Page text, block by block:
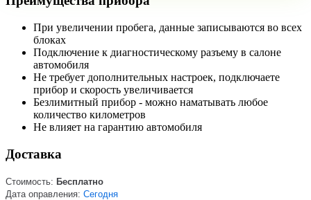
При увеличении пробега, данные записываются во всех
блоках
Подключение к диагностическому разъему в салоне
автомобиля
Не требует дополнительных настроек, подключаете
прибор и скорость увеличивается
Безлимитный прибор - можно наматывать любое
количество километров
Не влияет на гарантию автомобиля
Доставка
Стоимость: Бесплатно
Дата оправления: Сегодня